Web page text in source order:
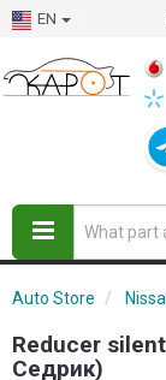
EN
Auto Store
Reducer
Седрик)